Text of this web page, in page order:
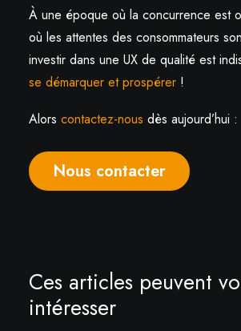
À une époque où la concurrence est
où les attentes des consommateurs
investir dans une UX de qualité est
se démarquer et prospérer !
Alors contactez-nous dès aujourd’hui :
Nous contacter
Ces articles peuvent
intéresser